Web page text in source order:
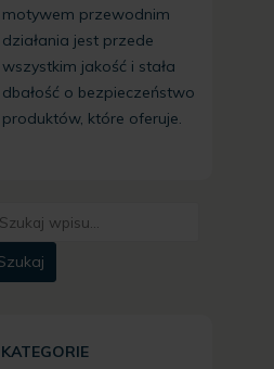
motywem przewodnim
działania jest przede
wszystkim jakość i stała
dbałość o bezpieczeństwo
produktów, które oferuje.
KATEGORIE